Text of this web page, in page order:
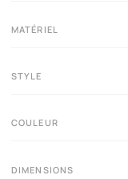
MATÉRIEL
STYLE
COULEUR
DIMENSIONS